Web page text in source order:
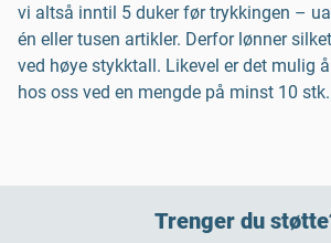
vi altså inntil 5 duker før trykkingen –
én eller tusen artikler. Derfor lønner
ved høye stykktall. Likevel er det mulig
hos oss ved en mengde på minst 10 stk.
Trenger du